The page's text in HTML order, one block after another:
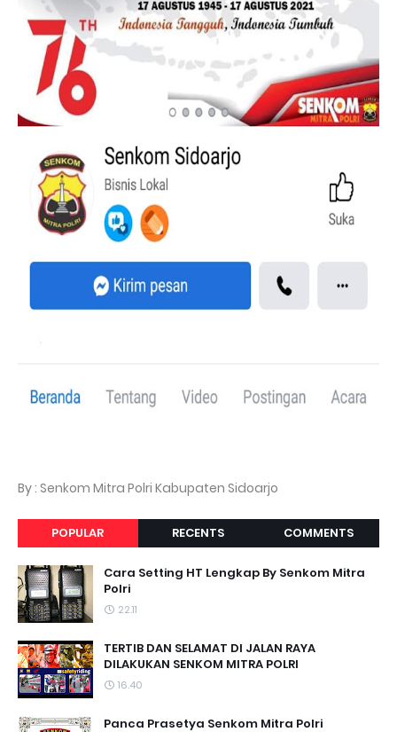
By : Senkom Mitra Polri Kabupaten Sidoarjo
POPULAR RECENTS COMMENTS
Cara Setting HT Lengkap By Senkom Mitra
Polri
22.11
TERTIB DAN SELAMAT DI JALAN RAYA
DILAKUKAN SENKOM MITRA POLRI
16.40
Panca Prasetya Senkom Mitra Polri